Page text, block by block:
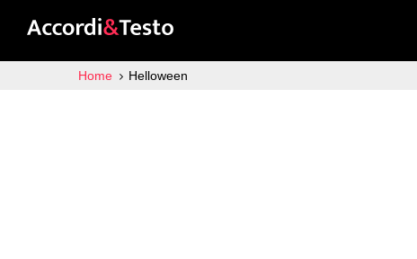
Home Helloween